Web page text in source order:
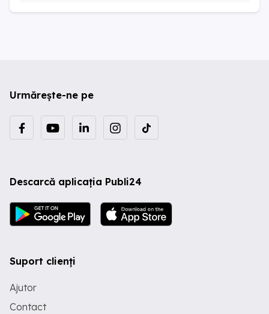
Urmărește-ne pe
Descarcă aplicația Publi24
Suport clienți
Ajutor
Contact